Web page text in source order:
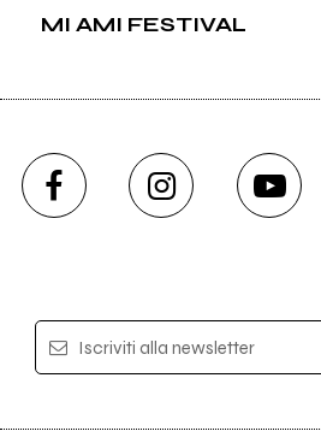
MI AMI FESTIVAL
Iscriviti alla newsletter